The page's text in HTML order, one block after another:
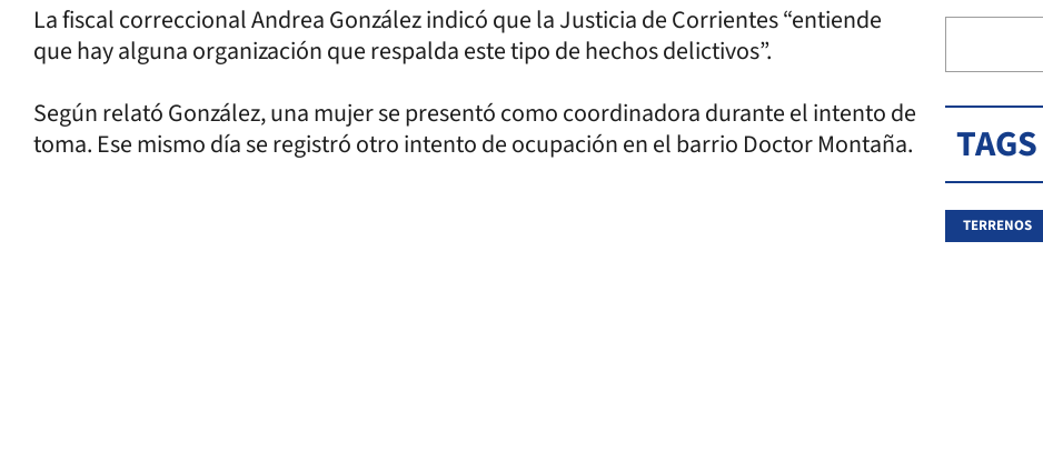
La fiscal correccional Andrea González indicó que la Justicia de Corrientes “entiende
que hay alguna organización que respalda este tipo de hechos delictivos”.
Según relató González, una mujer se presentó como coordinadora durante el intento de
toma. Ese mismo día se registró otro intento de ocupación en el barrio Doctor Montaña.
TAGS
TERRENOS